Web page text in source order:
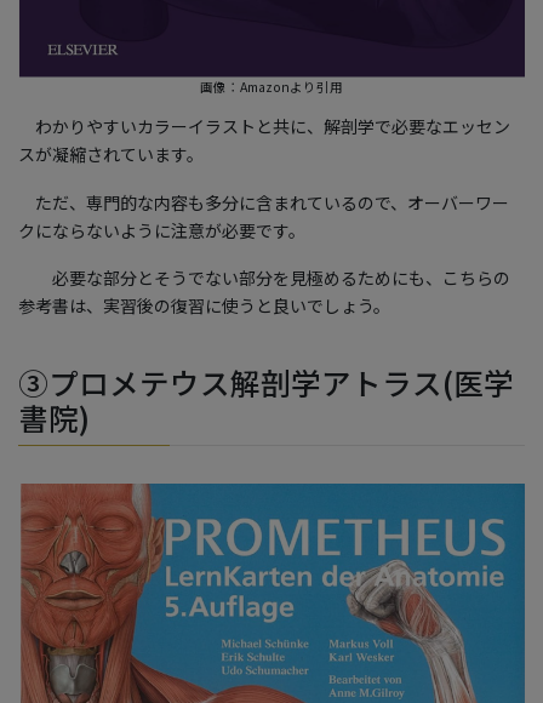
画像：Amazonより引用
わかりやすいカラーイラストと共に、解剖学で必要なエッセン
スが凝縮されています。
ただ、専門的な内容も多分に含まれているので、オーバーワー
クにならないように注意が必要です。
必要な部分とそうでない部分を見極めるためにも、こちらの
参考書は、実習後の復習に使うと良いでしょう。
③プロメテウス解剖学アトラス(医学
書院)